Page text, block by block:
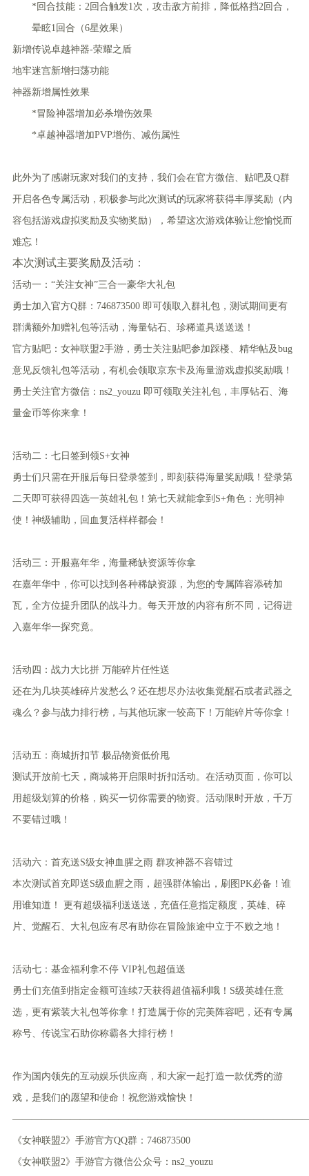
* 回合技能：2回合触发1次，攻击敌方前排，降低格挡2回合，
晕眩1回合（6星效果）
新增传说卓越神器-荣耀之盾
地牢迷宫新增扫荡功能
神器新增属性效果
*冒险神器增加必杀增伤效果
*卓越神器增加PVP增伤、减伤属性
此外为了感谢玩家对我们的支持，我们会在官方微信、贴吧及Q群
开启各色专属活动，积极参与此次测试的玩家将获得丰厚奖励（内
容包括游戏虚拟奖励及实物奖励），希望这次游戏体验让您愉悦而
难忘！
本次测试主要奖励及活动：
活动一：“关注女神”三合一豪华大礼包
勇士加入 官方Q群：746873500即可领取入群礼包，测试期间更有
群满额外加赠礼包等活动，海量钻石、珍稀道具送送送！
官方贴吧：女神联盟2手游，勇士关注贴吧参加踩楼、精华帖及bug
意见反馈礼包等活动，有机会领取京东卡及海量游戏虚拟奖励哦！
勇士关注官方微信：ns2_youzu 即可领取关注礼包，丰厚钻石、海
量金币等你来拿！
活动二：七日签到领S+女神
勇士们只需在开服后每日登录签到，即刻获得海量奖励哦！登录第
二天即可获得四选一英雄礼包！第七天就能拿到S+角色：光明神
使！神级辅助，回血复活样样都会！
活动三：开服嘉年华，海量稀缺资源等你拿
在嘉年华中，你可以找到各种稀缺资源，为您的专属阵容添砖加
瓦，全方位提升团队的战斗力。每天开放的内容有所不同，记得进
入嘉年华一探究竟。
活动四：战力大比拼 万能碎片任性送
还在为几块英雄碎片发愁么？还在想尽办法收集觉醒石或者武器之
魂么？参与战力排行榜，与其他玩家一较高下！万能碎片等你拿！
活动五：商城折扣节 极品物资低价甩
测试开放前七天，商城将开启限时折扣活动。在活动页面，你可以
用超级划算的价格，购买一切你需要的物资。活动限时开放，千万
不要错过哦！
活动六：首充送S级女神血腥之雨 群攻神器不容错过
本次测试首充即送S级血腥之雨，超强群体输出，刷图PK必备！谁
用谁知道！ 更有超级福利送送送，充值任意指定额度，英雄、碎
片、觉醒石、大礼包应有尽有助你在冒险旅途中立于不败之地！
活动七：基金福利拿不停 VIP礼包超值送
勇士们充值到指定金额可连续7天获得超值福利哦！S级英雄任意
选，更有紫装大礼包等你拿！打造属于你的完美阵容吧，还有专属
称号、传说宝石助你称霸各大排行榜！
作为国内领先的互动娱乐供应商，和大家一起打造一款优秀的游
戏，是我们的愿望和使命！祝您游戏愉快！
《女神联盟2》手游官方QQ群：746873500
《女神联盟2》手游官方微信公众号：ns2_youzu